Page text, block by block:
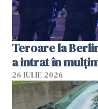
Teroare la
a intrat în
26 IULIE 2026